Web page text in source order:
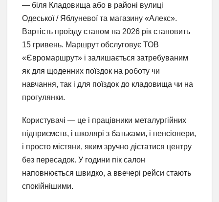
— біля Кладовища або в районі вулиці
Одеської / Яблуневої та магазину «Алекс».
Вартість проїзду станом на 2026 рік становить
15 гривень. Маршрут обслуговує ТОВ
«Євромаршрут» і залишається затребуваним
як для щоденних поїздок на роботу чи
навчання, так і для поїздок до кладовища чи на
прогулянки.
Користувачі — це і працівники металургійних
підприємств, і школярі з батьками, і пенсіонери,
і просто містяни, яким зручно дістатися центру
без пересадок. У години пік салон
наповнюється швидко, а ввечері рейси стають
спокійнішими.